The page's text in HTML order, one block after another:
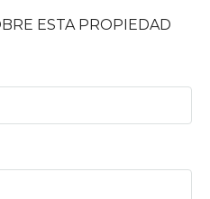
ESTA PROPIEDAD